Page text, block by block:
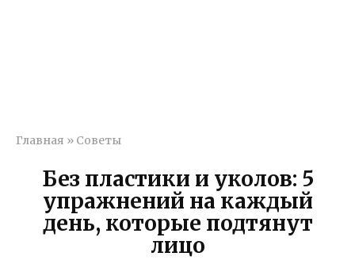
Главная » Советы
Без пластики и уколов:​ 5
упражнений на каждый
день, которые подтянут
лицо